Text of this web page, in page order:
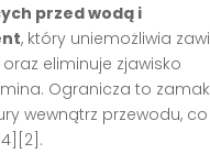
przed wodą i
, który uniemożliwia
eliminuje zjawisko
Ogranicza to
wewnątrz przewodu,